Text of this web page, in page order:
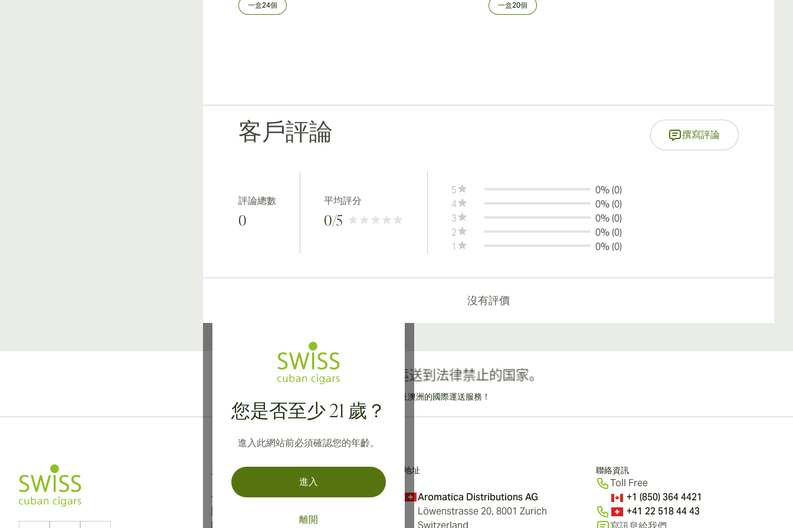
一盒24個 一盒20個
客戶評論 撰寫評論
評論總數
0
平均評分
0/5
5
0% (0)
4
0% (0)
3
0% (0)
2
0% (0)
1
0% (0)
沒有評價
您是否至少 21 歲？
進入此網站前必須確認您的年齡。
進入
離開
提供寄往加拿大、英國及澳洲的國際運送服務！
地址
Aromatica Distributions AG
Löwenstrasse 20, 8001 Zurich
資訊
使用條款
隱私政策
聯絡資訊
Toll Free
+1 (850) 364 4421
+41 22 518 44 43